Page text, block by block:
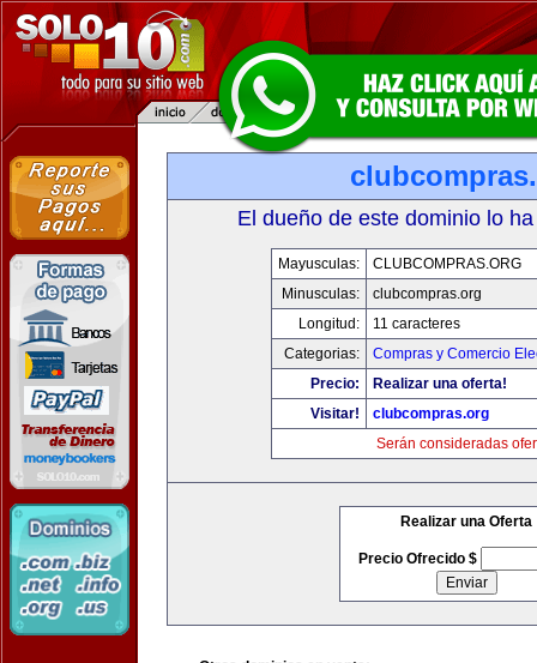
El dueño de este dominio lo
Mayusculas:
CLUBCOMPRAS.ORG
Minusculas:
clubcompras.org
Longitud:
11 caracteres
Categorias:
Compras y Comercio
Precio:
Realizar una oferta!
Visitar!
clubcompras.org
Serán consideradas
Realizar una Oferta
Precio Ofrecido $